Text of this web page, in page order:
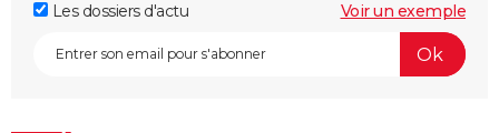
Les dossiers d'actu
Voir un exemple